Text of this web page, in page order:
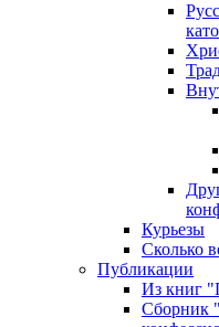
Курьезы
Сколько
Публикации
Из книг
Сборник